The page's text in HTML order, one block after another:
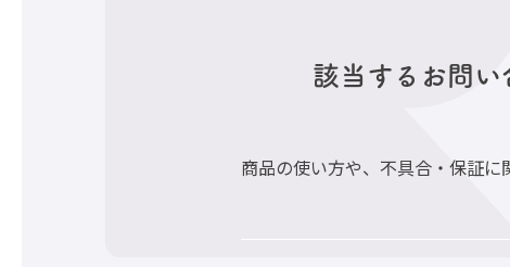
該当するお問い
商品の使い方や、不具合・保証に